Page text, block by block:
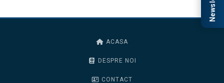
ACASA
DESPRE NOI
CONTACT